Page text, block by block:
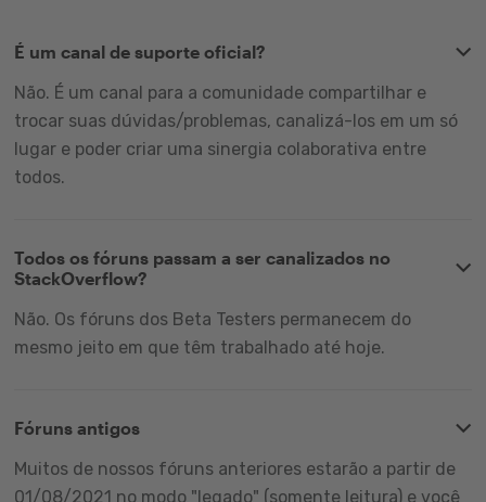
É um canal de suporte oficial?
Não. É um canal para a comunidade compartilhar e
trocar suas dúvidas/problemas, canalizá-los em um só
lugar e poder criar uma sinergia colaborativa entre
todos.
Todos os fóruns passam a ser canalizados no
StackOverflow?
Não. Os fóruns dos Beta Testers permanecem do
mesmo jeito em que têm trabalhado até hoje.
Fóruns antigos
Muitos de nossos fóruns anteriores estarão a partir de
01/08/2021 no modo "legado" (somente leitura) e você